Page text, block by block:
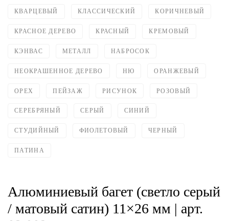
КВАРЦЕВЫЙ КЛАССИЧЕСКИЙ КОРИЧНЕВЫЙ
КРАСНОЕ ДЕРЕВО КРАСНЫЙ КРЕМОВЫЙ
КЭНВАС МЕТАЛЛ НАБРОСОК
НЕОКРАШЕННОЕ ДЕРЕВО НЮ ОРАНЖЕВЫЙ
ОРЕХ ПЕЙЗАЖ РИСУНОК РОЗОВЫЙ
СЕРЕБРЯНЫЙ СЕРЫЙ СИНИЙ
СТУДИЙНЫЙ ФИОЛЕТОВЫЙ ЧЕРНЫЙ
ПАТИНА
Алюминиевый багет (светло серый
/ матовый сатин) 11×26 мм | арт.